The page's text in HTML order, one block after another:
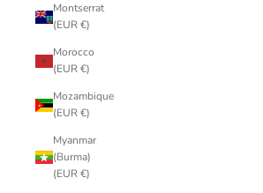
Montserrat
(EUR €)
Morocco
(EUR €)
Mozambique
(EUR €)
Myanmar
(Burma)
(EUR €)